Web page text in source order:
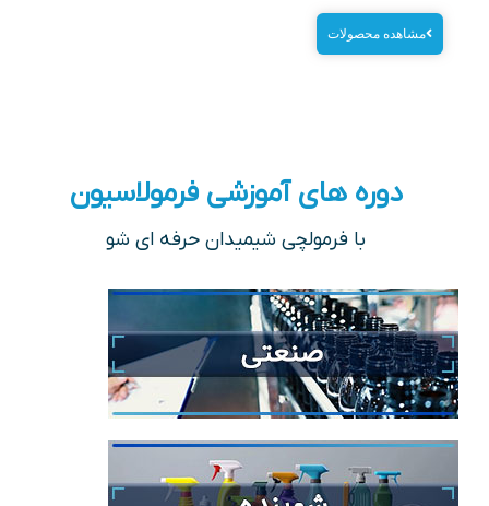
مشاهده محصولات
دوره های آموزشی فرمولاسیون
با فرمولچی شیمیدان حرفه ای شو